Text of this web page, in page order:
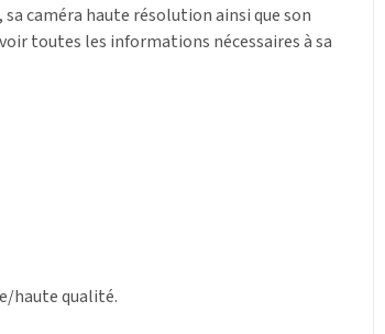
caméra haute résolution ainsi que son
toutes les informations nécessaires à sa
haute qualité.